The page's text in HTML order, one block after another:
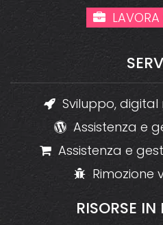
Sviluppo, digital
Assistenza e
Assistenza e
Rimozione
RISORSE IN